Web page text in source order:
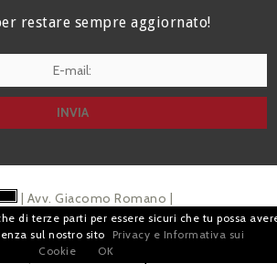
restare sempre aggiornato!
| Avv. Giacomo Romano |
2 - 00186 Roma | P.I.
Pubblicità ePrivacy
di terze parti per essere sicuri che tu possa
sul nostro sito
Privacy e Informativa sui
Cookie
OK